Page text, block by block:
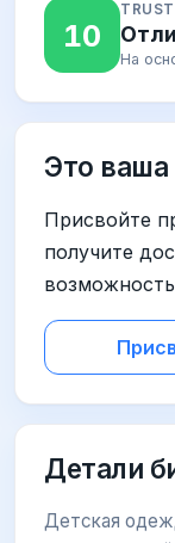
10
На
Это ваша
Присвойте
получите
Детали
Детская